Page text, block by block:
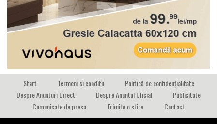
Start Termeni si conditii
Politică de confidențialitate
Despre Anunturi Direct
Despre Anuntul Oficial
Publicitate
Comunicate de presa
Trimite o stire Contact